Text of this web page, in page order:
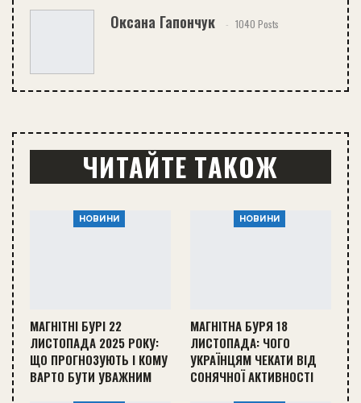
Оксана Гапончук 1040 Posts
ЧИТАЙТЕ ТАКОЖ
НОВИНИ
МАГНІТНІ БУРІ 22
ЛИСТОПАДА 2025 РОКУ:
ЩО ПРОГНОЗУЮТЬ І КОМУ
ВАРТО БУТИ УВАЖНИМ
НОВИНИ
МАГНІТНА БУРЯ 18
ЛИСТОПАДА: ЧОГО
УКРАЇНЦЯМ ЧЕКАТИ ВІД
СОНЯЧНОЇ АКТИВНОСТІ